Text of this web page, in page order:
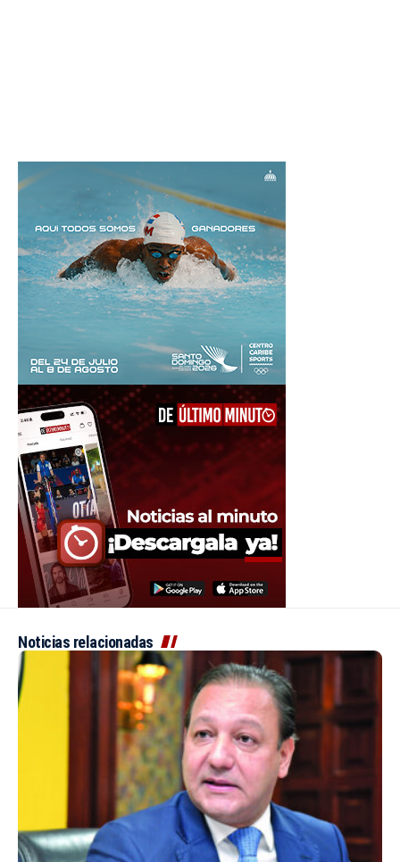
Noticias relacionadas